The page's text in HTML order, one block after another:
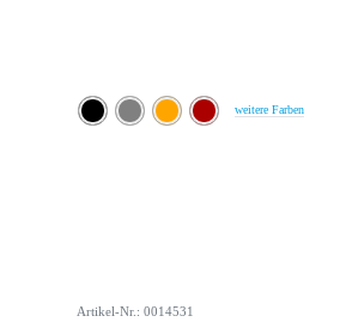
weitere Farben
Artikel-Nr.: 0014531